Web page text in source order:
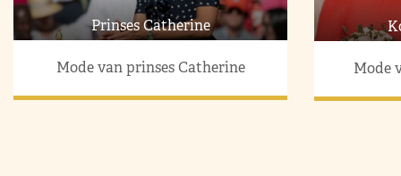
Prinses Catherine
Mode van prinses Catherine Mode